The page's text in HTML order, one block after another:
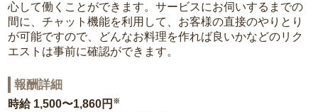
心して働くことができます。サービスにお伺いするまでの
間に、チャット機能を利用して、お客様の直接のやりとり
が可能ですので、どんなお料理を作れば良いかなどのリク
エストは事前に確認ができます。
報酬詳細
時給 1,500〜1,860円 ※